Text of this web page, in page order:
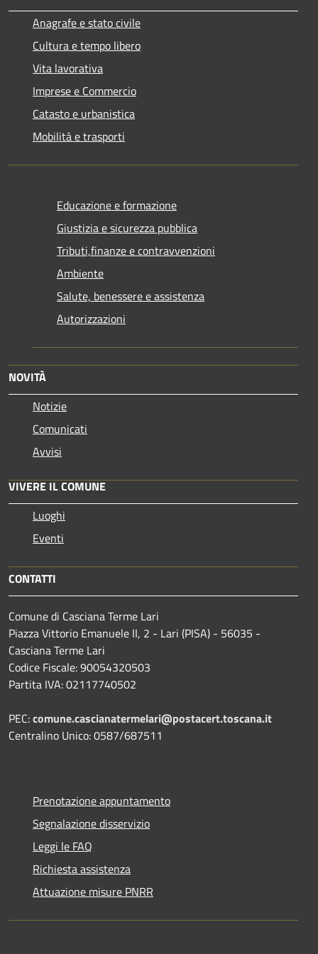
Anagrafe e stato civile
Cultura e tempo libero
Vita lavorativa
Imprese e Commercio
Catasto e urbanistica
Mobilità e trasporti
Educazione e formazione
Giustizia e sicurezza pubblica
Tributi,finanze e contravvenzioni
Ambiente
Salute, benessere e assistenza
Autorizzazioni
NOVITÀ
Notizie
Comunicati
Avvisi
VIVERE IL COMUNE
Luoghi
Eventi
CONTATTI
Comune di Casciana Terme Lari
Piazza Vittorio Emanuele II, 2 - Lari (PISA) - 56035 -
Casciana Terme Lari
Codice Fiscale: 90054320503
Partita IVA: 02117740502
PEC:comune.cascianatermelari@postacert.toscana.it
Centralino Unico: 0587/687511
Prenotazione appuntamento
Segnalazione disservizio
Leggi le FAQ
Richiesta assistenza
Attuazione misure PNRR